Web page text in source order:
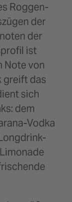
Roggen-
der
der
ist
Note von
greift das
sich
dem
Vodka